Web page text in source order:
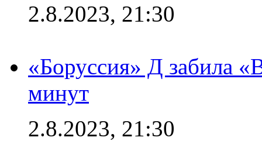
2.8.2023, 21:30
«Боруссия» Д забила
минут
2.8.2023, 21:30